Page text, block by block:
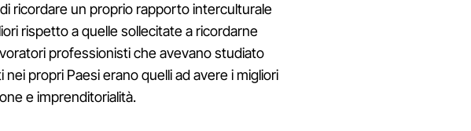
ricordare un proprio rapporto interculturale
rispetto a quelle sollecitate a ricordarne
professionisti che avevano studiato
propri Paesi erano quelli ad avere i migliori
e imprenditorialità.